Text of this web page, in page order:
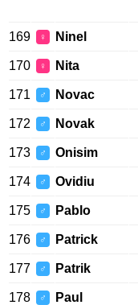
169 ♀ Ninel
170 ♀ Nita
171 ♂ Novac
172 ♂ Novak
173 ♂ Onisim
174 ♂ Ovidiu
175 ♂ Pablo
176 ♂ Patrick
177 ♂ Patrik
178 ♂ Paul